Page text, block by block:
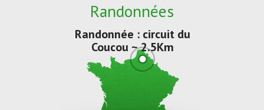
Randonnées
Randonnée : circuit du
Coucou ~ 2.5Km